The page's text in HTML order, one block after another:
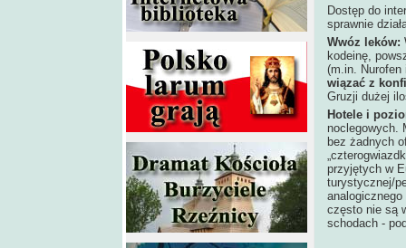
Dostęp do
sprawnie
Wwóz leków:
kodeinę,
(m.in.
wiązać z
Gruzji dużej
Hotele i
noclegowych.
bez żadnych
przyjętych w
turystycznej/
często nie są
schodach -